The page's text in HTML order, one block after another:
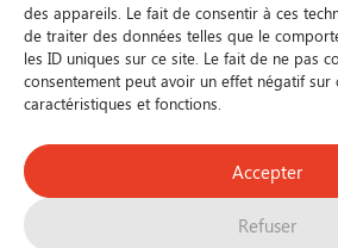
des appareils. Le fait de consentir à ces
de traiter des données telles que le
les ID uniques sur ce site. Le fait de ne pas
consentement peut avoir un effet négatif sur
caractéristiques et fonctions.
Accepter
Refuser